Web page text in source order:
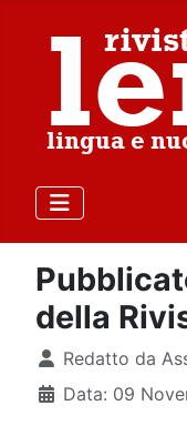
della
Dettagli
Redatto da
Data: 09